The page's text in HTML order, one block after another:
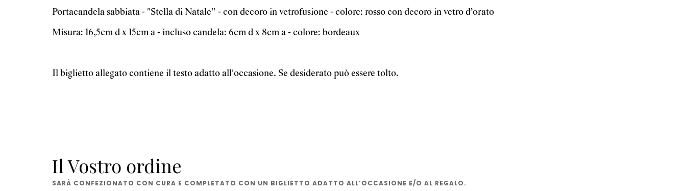
Portacandela sabbiata - "Stella di Natale” - con decoro in vetrofusione - colore: rosso con decoro in vetro d’orato
Misura: 16,5cm d x 15cm a - incluso candela: 6cm d x 8cm a - colore: bordeaux
Il biglietto allegato contiene il testo adatto all'occasione. Se desiderato può essere tolto.
Il Vostro ordine
SARÀ CONFEZIONATO CON CURA E COMPLETATO CON UN BIGLIETTO ADATTO ALL’OCCASIONE E/O AL REGALO.